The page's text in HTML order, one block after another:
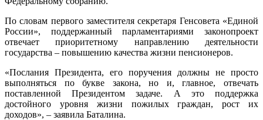
По словам первого заместителя секретаря Генсовета «Единой
России», поддержанный парламентариями законопроект
отвечает приоритетному направлению деятельности
государства – повышению качества жизни пенсионеров.
«Послания Президента, его поручения должны не просто
выполняться по букве закона, но и, главное, отвечать
поставленной Президентом задаче. А это поддержка
достойного уровня жизни пожилых граждан, рост их
доходов», – заявила Баталина.